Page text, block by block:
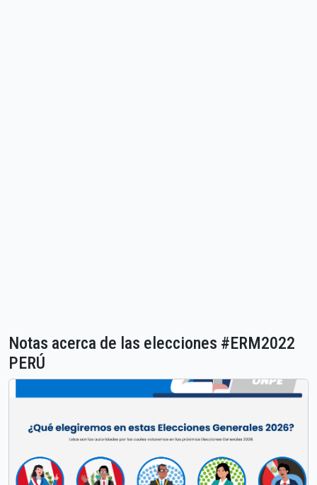
Notas acerca de las elecciones #ERM2022
PERÚ